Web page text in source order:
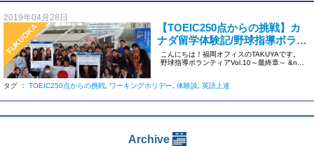
2019年04月28日
FUKUOKA
【TOEIC250点からの挑戦】カ
ナダ留学体験記/野球指導ボラン
ティアVol.10～帰国～
こんにちは！福岡オフィスのTAKUYAです。
野球指導ボランティアVol.10～最終章～ &nb
タグ ： TOEIC250点からの挑戦 ワーキングホリデー 体験談 英語上達
Archive